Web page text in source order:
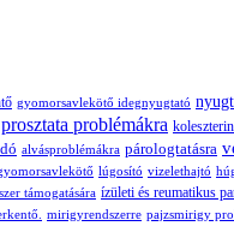
gyomorsavlekötő idegnyugtató
prosztata problémákra
alvásproblémákra párologtatásra
lúgosító vizelethajtó
támogatására ízületi és reumatikus
mirigyrendszerre pajzsmirigy